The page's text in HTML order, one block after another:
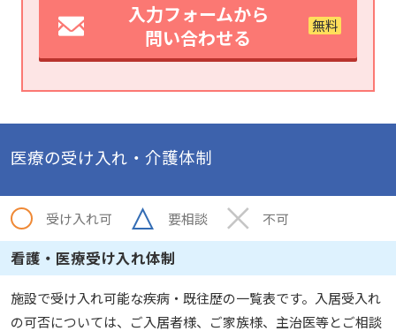
入力フォームから
問い合わせる
医療の受け入れ・介護体制
受け入れ可 要相談 不可
看護・医療受け入れ体制
施設で受け入れ可能な疾病・既往歴の一覧表です。入居受入れ
の可否については、ご入居者様、ご家族様、主治医等とご相談